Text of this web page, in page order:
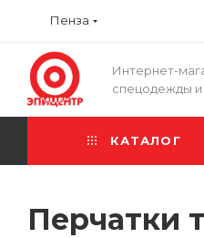
Пенза
Интернет-
спецодежды и
КАТАЛОГ
Перчатки